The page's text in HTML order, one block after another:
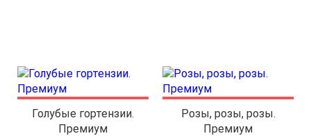
Голубые гортензии.
Премиум
Розы, розы, розы.
Премиум